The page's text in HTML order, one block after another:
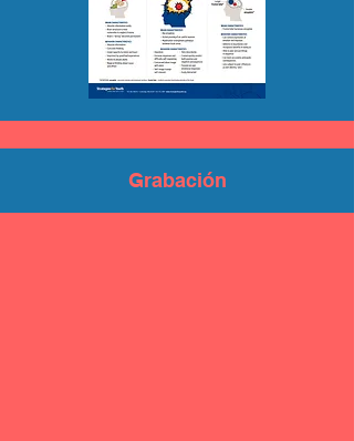
Grabación